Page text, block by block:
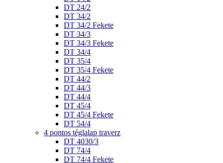
DT 24/2
DT 34/2
DT 34/2 Fekete
DT 34/3
DT 34/3 Fekete
DT 34/4
DT 35/4
DT 35/4 Fekete
DT 44/2
DT 44/3
DT 44/4
DT 45/4
DT 45/4 Fekete
DT 54/4
4 pontos téglalap traverz
DT 4030/3
DT 74/4
DT 74/4 Fekete